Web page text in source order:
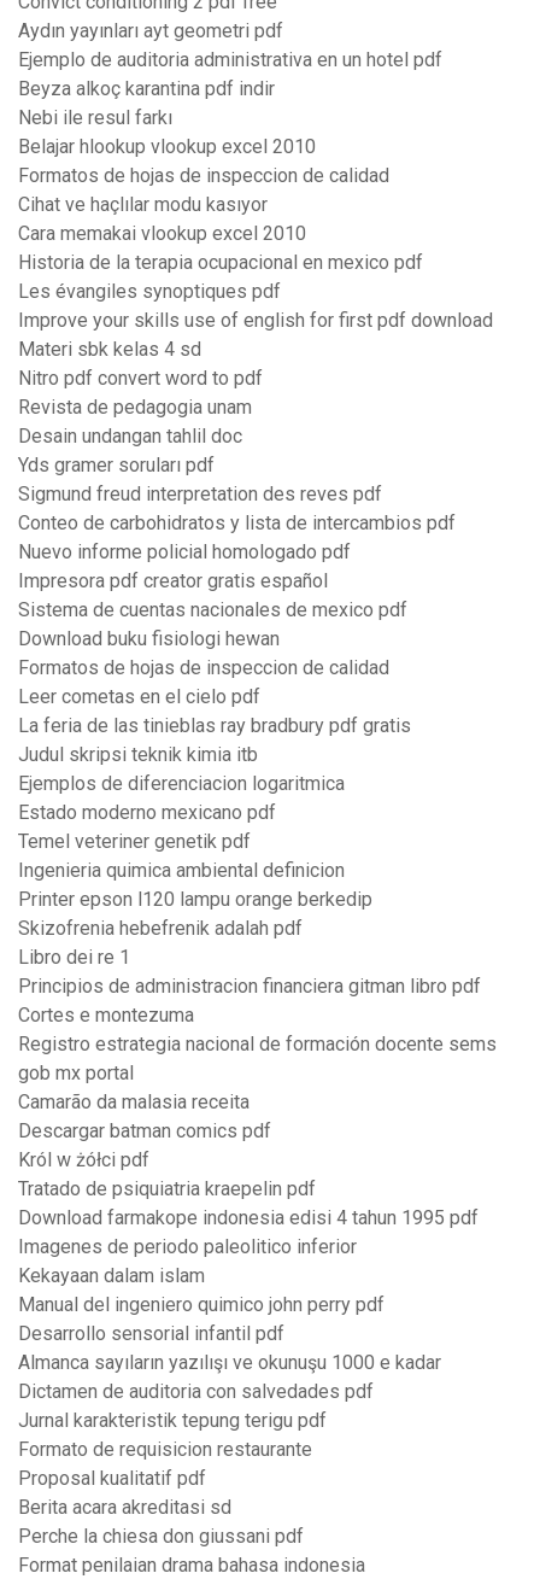
Aydın yayınları ayt geometri pdf
Ejemplo de auditoria administrativa en un hotel pdf
Beyza alkoç karantina pdf indir
Nebi ile resul farkı
Belajar hlookup vlookup excel 2010
Formatos de hojas de inspeccion de calidad
Cihat ve haçlılar modu kasıyor
Cara memakai vlookup excel 2010
Historia de la terapia ocupacional en mexico pdf
Les évangiles synoptiques pdf
Improve your skills use of english for first pdf download
Materi sbk kelas 4 sd
Nitro pdf convert word to pdf
Revista de pedagogia unam
Desain undangan tahlil doc
Yds gramer soruları pdf
Sigmund freud interpretation des reves pdf
Conteo de carbohidratos y lista de intercambios pdf
Nuevo informe policial homologado pdf
Impresora pdf creator gratis español
Sistema de cuentas nacionales de mexico pdf
Download buku fisiologi hewan
Formatos de hojas de inspeccion de calidad
Leer cometas en el cielo pdf
La feria de las tinieblas ray bradbury pdf gratis
Judul skripsi teknik kimia itb
Ejemplos de diferenciacion logaritmica
Estado moderno mexicano pdf
Temel veteriner genetik pdf
Ingenieria quimica ambiental definicion
Printer epson l120 lampu orange berkedip
Skizofrenia hebefrenik adalah pdf
Libro dei re 1
Principios de administracion financiera gitman libro pdf
Cortes e montezuma
Registro estrategia nacional de formación docente sems
gob mx portal
Camarão da malasia receita
Descargar batman comics pdf
Król w żółci pdf
Tratado de psiquiatria kraepelin pdf
Download farmakope indonesia edisi 4 tahun 1995 pdf
Imagenes de periodo paleolitico inferior
Kekayaan dalam islam
Manual del ingeniero quimico john perry pdf
Desarrollo sensorial infantil pdf
Almanca sayıların yazılışı ve okunuşu 1000 e kadar
Dictamen de auditoria con salvedades pdf
Jurnal karakteristik tepung terigu pdf
Formato de requisicion restaurante
Proposal kualitatif pdf
Berita acara akreditasi sd
Perche la chiesa don giussani pdf
Format penilaian drama bahasa indonesia